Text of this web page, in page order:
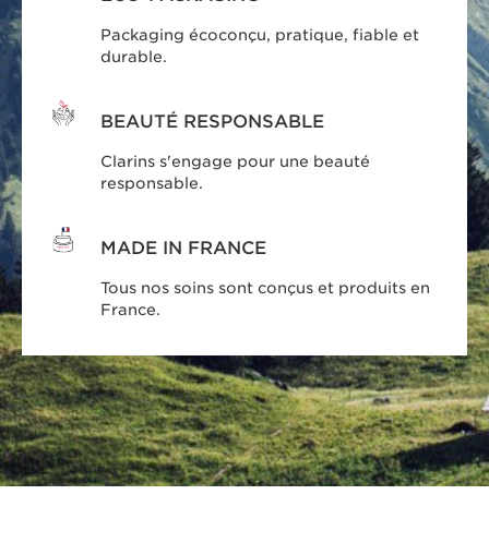
Packaging écoconçu, pratique, fiable et
durable.
BEAUTÉ RESPONSABLE
Clarins s'engage pour une beauté
responsable.
MADE IN FRANCE
Tous nos soins sont conçus et produits en
France.